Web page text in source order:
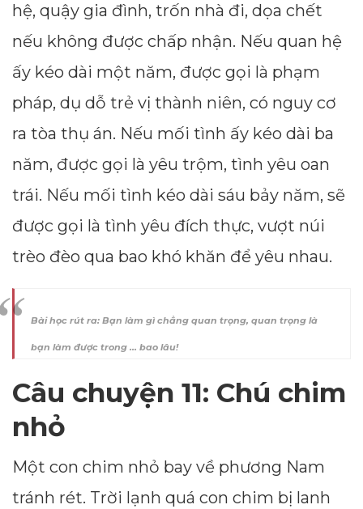
hệ, quậy gia đình, trốn nhà đi, dọa chết
nếu không được chấp nhận. Nếu quan hệ
ấy kéo dài một năm, được gọi là phạm
pháp, dụ dỗ trẻ vị thành niên, có nguy cơ
ra tòa thụ án. Nếu mối tình ấy kéo dài ba
năm, được gọi là yêu trộm, tình yêu oan
trái. Nếu mối tình kéo dài sáu bảy năm, sẽ
được gọi là tình yêu đích thực, vượt núi
trèo đèo qua bao khó khăn để yêu nhau.
Bài học rút ra: Bạn làm gì chẳng quan trọng, quan trọng là
bạn làm được trong … bao lâu!
Câu chuyện 11: Chú chim
nhỏ
Một con chim nhỏ bay về phương Nam
tránh rét. Trời lạnh quá con chim bị lanh